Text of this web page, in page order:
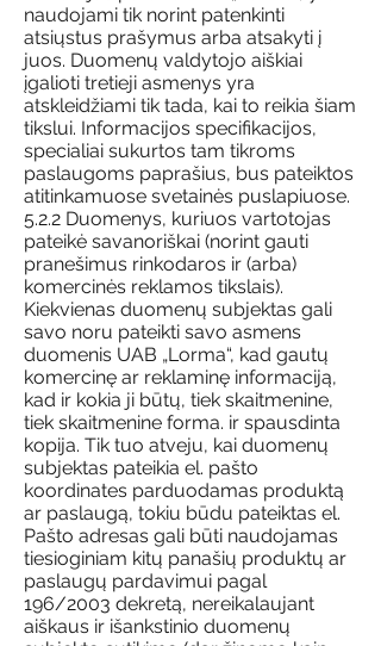
naudojami tik norint patenkinti
atsiųstus prašymus arba atsakyti į
juos. Duomenų valdytojo aiškiai
įgalioti tretieji asmenys yra
atskleidžiami tik tada, kai to reikia šiam
tikslui. Informacijos specifikacijos,
specialiai sukurtos tam tikroms
paslaugoms paprašius, bus pateiktos
atitinkamuose svetainės puslapiuose.
5.2.2 Duomenys, kuriuos vartotojas
pateikė savanoriškai (norint gauti
pranešimus rinkodaros ir (arba)
komercinės reklamos tikslais).
Kiekvienas duomenų subjektas gali
savo noru pateikti savo asmens
duomenis UAB „Lorma“, kad gautų
komercinę ar reklaminę informaciją,
kad ir kokia ji būtų, tiek skaitmenine,
tiek skaitmenine forma. ir spausdinta
kopija. Tik tuo atveju, kai duomenų
subjektas pateikia el. pašto
koordinates parduodamas produktą
ar paslaugą, tokiu būdu pateiktas el.
Pašto adresas gali būti naudojamas
tiesioginiam kitų panašių produktų ar
paslaugų pardavimui pagal
196/2003 dekretą, nereikalaujant
aiškaus ir išankstinio duomenų